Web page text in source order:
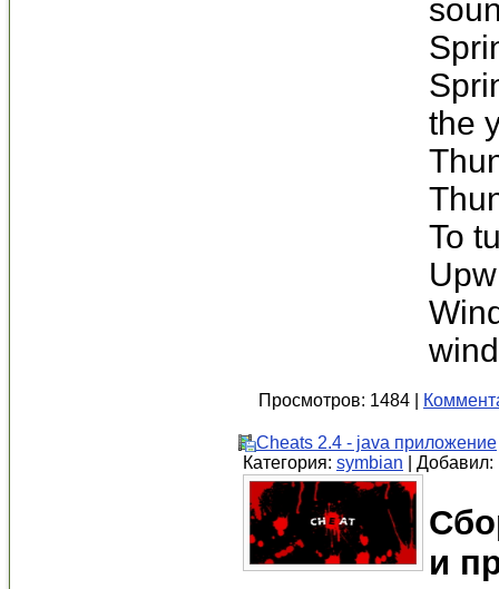
the
To
Просмотров: 1484 |
Cheats 2.4 - java приложение
Категория: symbian | Добавил:
и